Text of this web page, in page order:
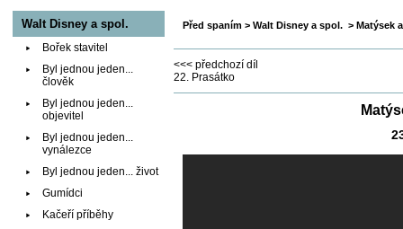
Před spaním > Walt Disney a spol. > Matýsek
<<< předchozí díl
22. Prasátko
Walt Disney a spol.
Bořek stavitel
Byl jednou jeden...
člověk
Byl jednou jeden...
objevitel
Byl jednou jeden...
vynálezce
Byl jednou jeden... život
Gumídci
Kačeří příběhy